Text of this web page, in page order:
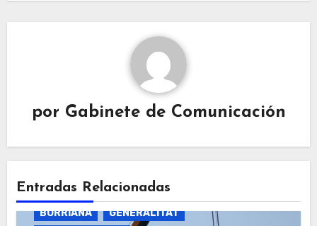
por Gabinete de Comunicación
Entradas Relacionadas
BURRIANA
GENERALITAT